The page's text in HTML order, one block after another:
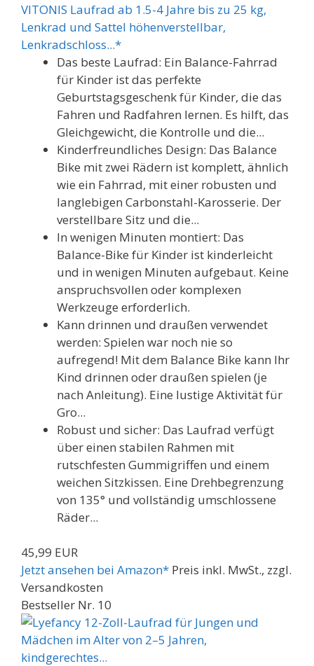
VITONIS Laufrad ab 1.5-4 Jahre bis zu 25 kg,
Lenkrad und Sattel höhenverstellbar,
Lenkradschloss...*
Das beste Laufrad: Ein Balance-Fahrrad
für Kinder ist das perfekte
Geburtstagsgeschenk für Kinder, die das
Fahren und Radfahren lernen. Es hilft, das
Gleichgewicht, die Kontrolle und die...
Kinderfreundliches Design: Das Balance
Bike mit zwei Rädern ist komplett, ähnlich
wie ein Fahrrad, mit einer robusten und
langlebigen Carbonstahl-Karosserie. Der
verstellbare Sitz und die...
In wenigen Minuten montiert: Das
Balance-Bike für Kinder ist kinderleicht
und in wenigen Minuten aufgebaut. Keine
anspruchsvollen oder komplexen
Werkzeuge erforderlich.
Kann drinnen und draußen verwendet
werden: Spielen war noch nie so
aufregend! Mit dem Balance Bike kann Ihr
Kind drinnen oder draußen spielen (je
nach Anleitung). Eine lustige Aktivität für
Gro...
Robust und sicher: Das Laufrad verfügt
über einen stabilen Rahmen mit
rutschfesten Gummigriffen und einem
weichen Sitzkissen. Eine Drehbegrenzung
von 135° und vollständig umschlossene
Räder...
45,99 EUR
Jetzt ansehen bei Amazon* Preis inkl. MwSt., zzgl.
Versandkosten
Bestseller Nr. 10